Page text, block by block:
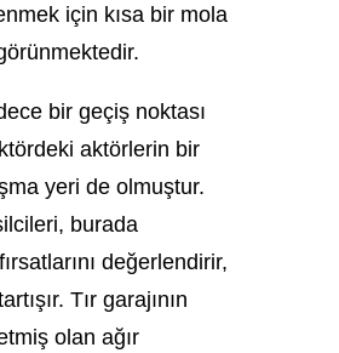
için kısa bir mola
bir geçiş noktası
aktörlerin bir
yeri de olmuştur.
burada
değerlendirir,
Tır garajının
olan ağır